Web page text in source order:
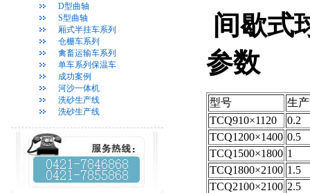
D型曲轴
S型曲轴
厢式半挂车系列
仓栅车系列
禽畜运输车系列
单车系列保温车
成功案例
河沙一体机
洗砂生产线
洗砂生产线
间歇式
参数
型号
生
TCQ910×1120
0.2
TCQ1200×1400 0.5
TCQ1500×1800 1
TCQ1800×2100 1.5
TCQ2100×2100 2.5